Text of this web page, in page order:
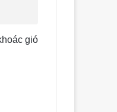
gió